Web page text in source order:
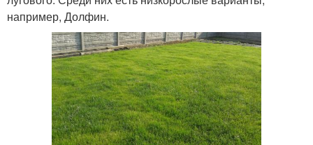
например, Долфин.